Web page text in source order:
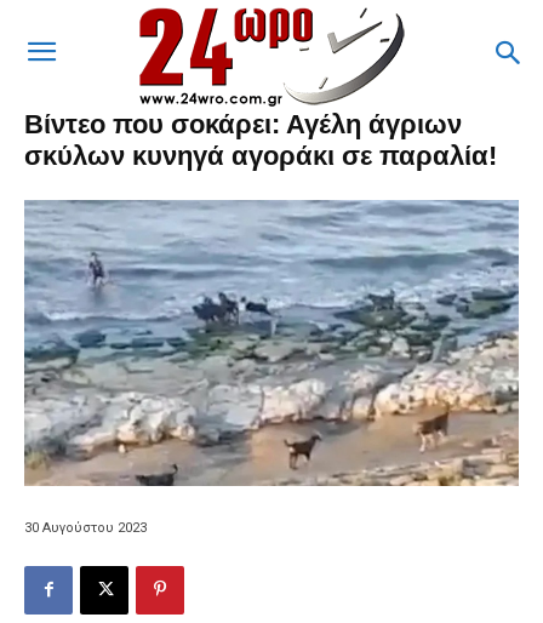
Βίντεο που σοκάρει: Αγέλη άγριων
σκύλων κυνηγά αγοράκι σε παραλία!
30 Αυγούστου 2023